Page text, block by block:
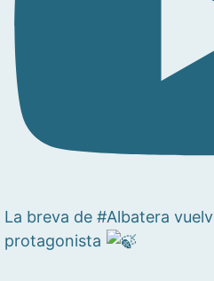
La breva de #Albatera
protagonista